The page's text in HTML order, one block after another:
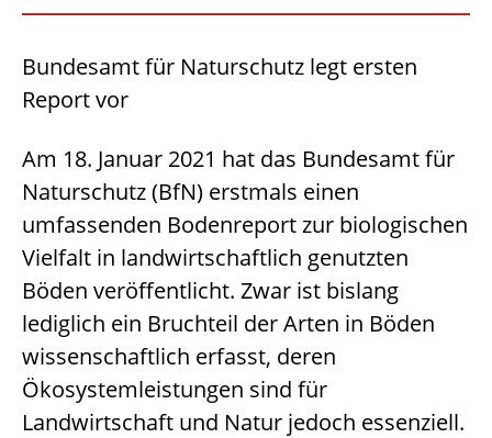
Bundesamt für Naturschutz legt ersten
Report vor
Am 18. Januar 2021 hat das Bundesamt für
Naturschutz (BfN) erstmals einen
umfassenden Bodenreport zur biologischen
Vielfalt in landwirtschaftlich genutzten
Böden veröffentlicht. Zwar ist bislang
lediglich ein Bruchteil der Arten in Böden
wissenschaftlich erfasst, deren
Ökosystemleistungen sind für
Landwirtschaft und Natur jedoch essenziell.